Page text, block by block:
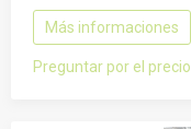
Más informaciones
Preguntar por el precio